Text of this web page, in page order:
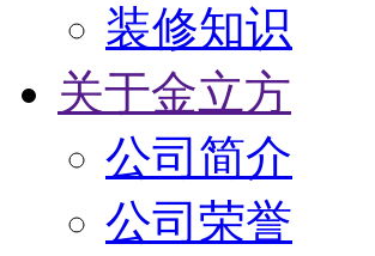
装修知识
关于金立方
公司简介
公司荣誉